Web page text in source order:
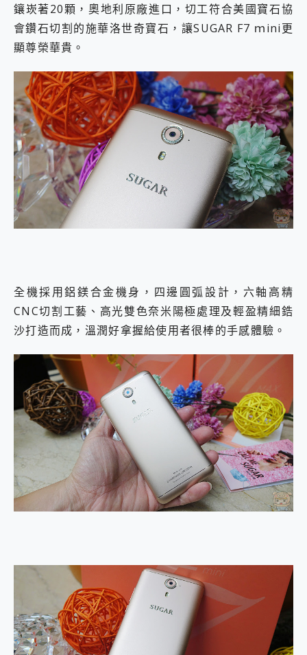
鑲崁著20顆，奧地利原廠進口，切工符合美國寶石協
會鑽石切割的施華洛世奇寶石，讓SUGAR F7 ｍini更
顯尊榮華貴。
全機採用鋁鎂合金機身，四邊圓弧設計，六軸高精
CNC切割工藝、高光雙色奈米陽極處理及輕盈精細鋯
沙打造而成，溫潤好拿握給使用者很棒的手感體驗。